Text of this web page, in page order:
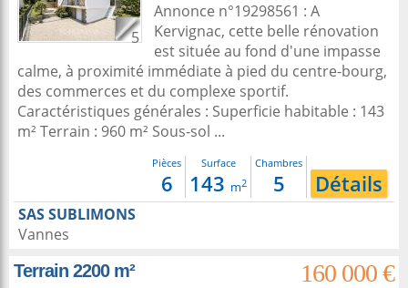
5
Annonce n°19298561 : A
Kervignac, cette belle rénovation
est située au fond d'une impasse
calme, à proximité immédiate à pied du centre-bourg,
des commerces et du complexe sportif.
Caractéristiques générales : Superficie habitable : 143
m² Terrain : 960 m² Sous-sol ...
Pièces
6
Surface
143 m2
Chambres
5 Détails
SAS SUBLIMONS
Vannes
Terrain 2200 m²
160 000 €